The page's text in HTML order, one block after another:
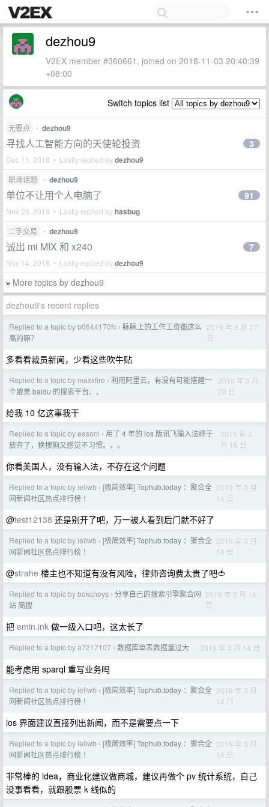
dezhou9
V2EX member #360661, joined on 2018-11-03 20:40:39
+08:00
Switch topics list
无要点 • dezhou9
寻找人工智能方向的天使轮投资
Dec 11, 2018 • Lastly replied bydezhou9
3
职场话题 • dezhou9
单位不让用个人电脑了
Nov 20, 2018 • Lastly replied byhasbug
91
二手交易 • dezhou9
诚出 mi MIX 和 x240
Nov 14, 2018 • Lastly replied bydezhou9
7
» More topics by dezhou9
dezhou9's recent replies
Replied to a topic by b0644170fc › 脉脉上的工作工资都这么
高的嘛？
2019 年 3 月 27
日
多看看裁员新闻，少看这些吹牛贴
Replied to a topic by maxxfire › 利用阿里云，有没有可能搭建一
个媲美 baidu 的搜索平台。。
2019 年 3 月
20 日
给我 10 亿这事我干
Replied to a topic by easonl › 用了 4 年的 ios 版讯飞输入法终于
放弃了，换搜狗又感觉不习惯。。。
2019 年 3
月 15 日
你看美国人，没有输入法，不存在这个问题
Replied to a topic by ieliwb › [极简效率] Tophub.today ：聚合全
网新闻社区热点排行榜 ！
2019 年 3 月
14 日
@test12138 还是别开了吧，万一被人看到后门就不好了
Replied to a topic by ieliwb › [极简效率] Tophub.today ：聚合全
网新闻社区热点排行榜 ！
2019 年 3 月
14 日
@strahe 楼主也不知道有没有风险，律师咨询费太贵了吧🍅
Replied to a topic by bokchoys › 分享自己的搜索引擎聚合网
站 简搜
2019 年 3 月 14
日
把 emin.ink 做一级入口吧，这太长了
Replied to a topic by a7217107 › 数据库单表数据量过大 2019 年 3 月 14 日
能考虑用 sparql 重写业务吗
Replied to a topic by ieliwb › [极简效率] Tophub.today ：聚合全
网新闻社区热点排行榜 ！
2019 年 3 月
14 日
ios 界面建议直接列出新闻，而不是需要点一下
Replied to a topic by ieliwb › [极简效率] Tophub.today ：聚合全
网新闻社区热点排行榜 ！
2019 年 3 月
14 日
非常棒的 idea，商业化建议做商城，建议再做个 pv 统计系统，自己
没事看看，就跟股票 k 线似的